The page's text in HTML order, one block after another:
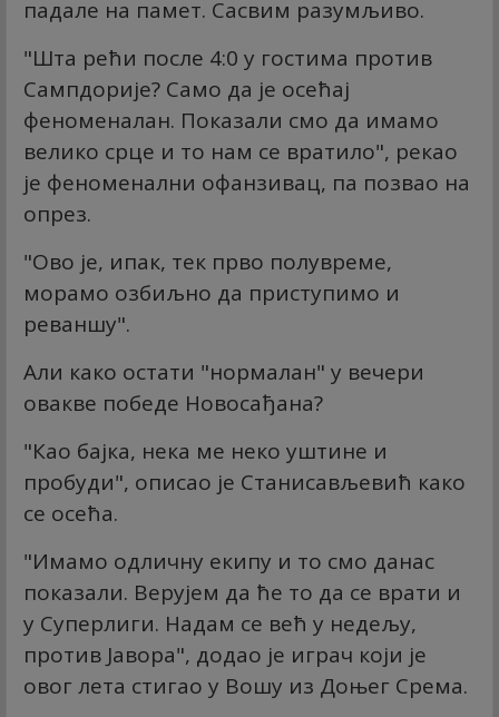
падале на памет. Сасвим разумљиво.
"Шта рећи после 4:0 у гостима против
Сампдорије? Само да је осећај
феноменалан. Показали смо да имамо
велико срце и то нам се вратило", рекао
је феноменални офанзивац, па позвао на
опрез.
"Ово је, ипак, тек прво полувреме,
морамо озбиљно да приступимо и
реваншу".
Али како остати "нормалан" у вечери
овакве победе Новосађана?
"Као бајка, нека ме неко уштине и
пробуди", описао је Станисављевић како
се осећа.
"Имамо одличну екипу и то смо данас
показали. Верујем да ће то да се врати и
у Суперлиги. Надам се већ у недељу,
против Јавора", додао је играч који је
овог лета стигао у Вошу из Доњег Срема.